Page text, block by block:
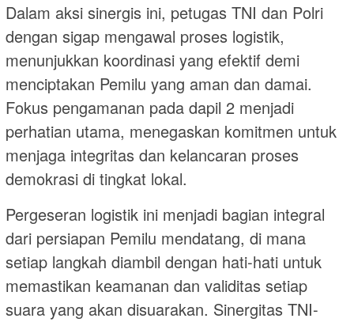
Dalam aksi sinergis ini, petugas TNI dan Polri
dengan sigap mengawal proses logistik,
menunjukkan koordinasi yang efektif demi
menciptakan Pemilu yang aman dan damai.
Fokus pengamanan pada dapil 2 menjadi
perhatian utama, menegaskan komitmen untuk
menjaga integritas dan kelancaran proses
demokrasi di tingkat lokal.
Pergeseran logistik ini menjadi bagian integral
dari persiapan Pemilu mendatang, di mana
setiap langkah diambil dengan hati-hati untuk
memastikan keamanan dan validitas setiap
suara yang akan disuarakan. Sinergitas TNI-